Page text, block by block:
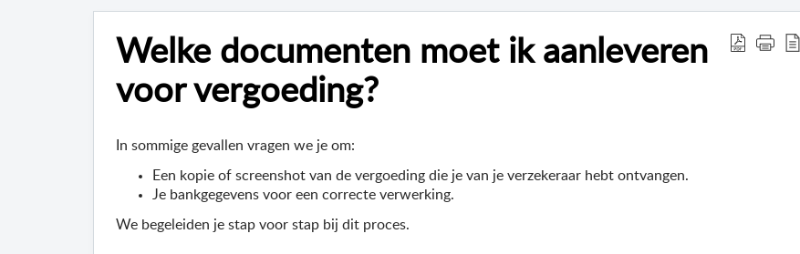
Welke documenten moet ik aanleveren
voor vergoeding?
In sommige gevallen vragen we je om:
Een kopie of screenshot van de vergoeding die je van je verzekeraar hebt ontvangen.
Je bankgegevens voor een correcte verwerking.
We begeleiden je stap voor stap bij dit proces.